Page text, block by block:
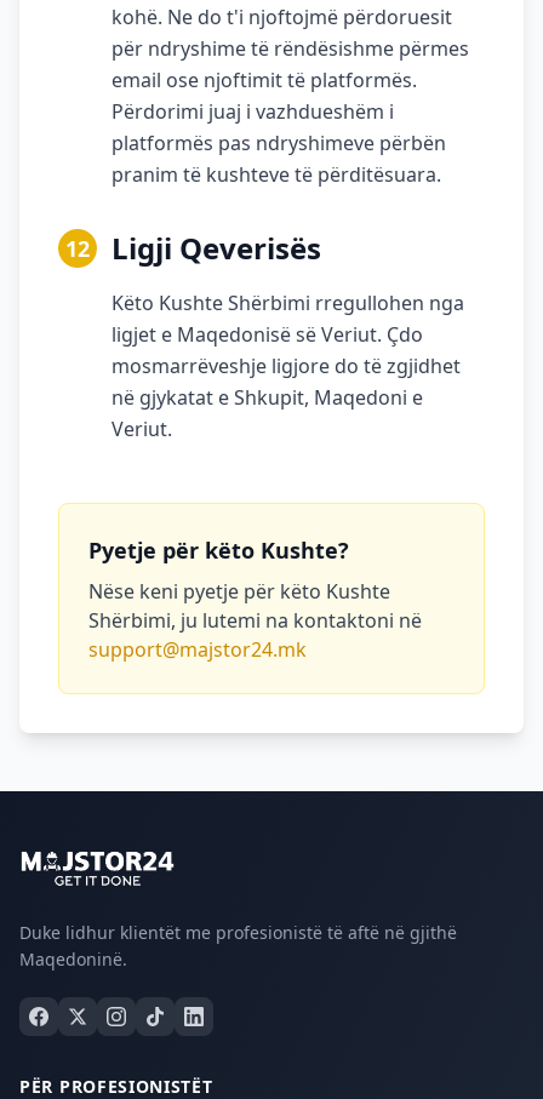
kohë. Ne do t'i njoftojmë përdoruesit
për ndryshime të rëndësishme përmes
email ose njoftimit të platformës.
Përdorimi juaj i vazhdueshëm i
platformës pas ndryshimeve përbën
pranim të kushteve të përditësuara.
12 Ligji Qeverisës
Këto Kushte Shërbimi rregullohen nga
ligjet e Maqedonisë së Veriut. Çdo
mosmarrëveshje ligjore do të zgjidhet
në gjykatat e Shkupit, Maqedoni e
Veriut.
Pyetje për këto Kushte?
Nëse keni pyetje për këto Kushte
Shërbimi, ju lutemi na kontaktoni në
support@majstor24.mk
Duke lidhur klientët me profesionistë të aftë në gjithë
Maqedoninë.
PËR PROFESIONISTËT